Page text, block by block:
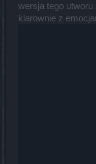
wersja tego
klarownie z